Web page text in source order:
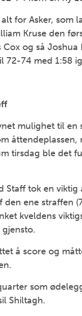
for Asker, som
Kruse den
Cox og så
72-74 med 1:58
mulighet til en
åttendeplassen,
tirsdag ble det
Staff tok en viktig
den ene straffen
kveldens
å score og
som
Shiltagh.